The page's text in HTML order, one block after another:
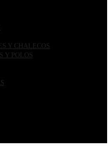
Y CHALECOS
Y POLOS